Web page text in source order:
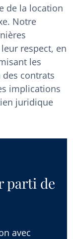
de la location
Notre
respect, en
les
contrats
implications
juridique
parti de
avec